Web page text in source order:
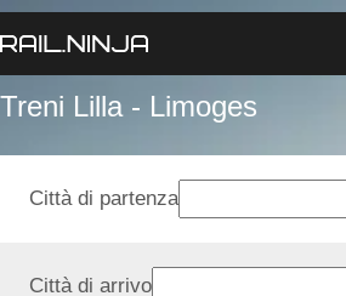
Treni Lilla - Limoges
Città di partenza
Città di arrivo